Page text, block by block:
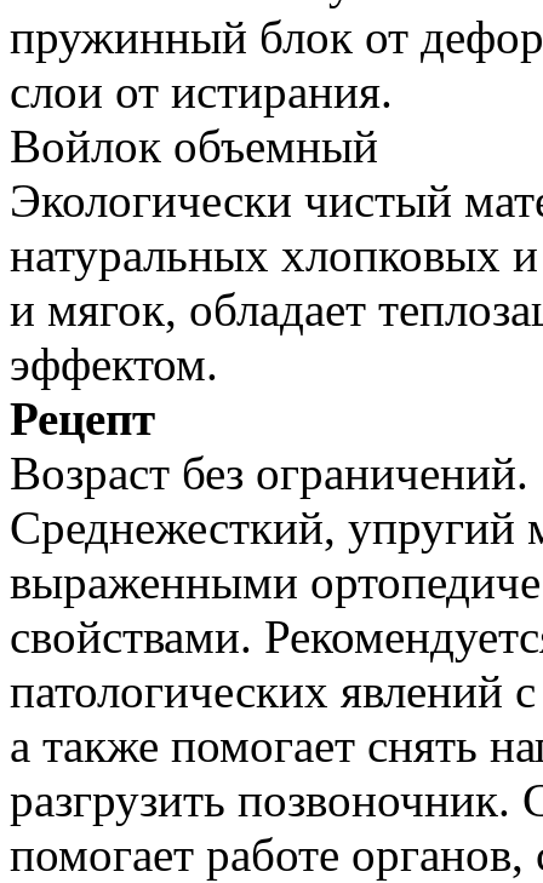
пружинный блок от
слои от истирания.
Войлок объемный
Экологически чистый
натуральных хлопковых
и мягок, обладает
эффектом.
Рецепт
Возраст без ограничений.
Среднежесткий, упругий
выраженными
свойствами.
патологических явлений
а также помогает снять
разгрузить
помогает работе